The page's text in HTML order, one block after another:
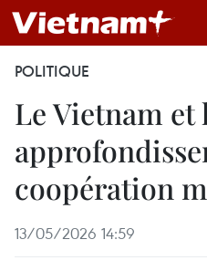
POLITIQUE
Le Vietnam et
coopération
13/05/2026 14:59